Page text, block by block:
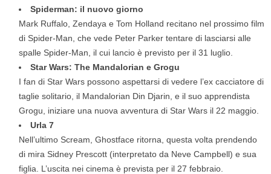
Spiderman: il nuovo giorno
Mark Ruffalo, Zendaya e Tom Holland recitano nel prossimo film
di Spider-Man, che vede Peter Parker tentare di lasciarsi alle
spalle Spider-Man, il cui lancio è previsto per il 31 luglio.
Star Wars: The Mandalorian e Grogu
I fan di Star Wars possono aspettarsi di vedere l’ex cacciatore di
taglie solitario, il Mandalorian Din Djarin, e il suo apprendista
Grogu, iniziare una nuova avventura di Star Wars il 22 maggio.
Urla 7
Nell’ultimo Scream, Ghostface ritorna, questa volta prendendo
di mira Sidney Prescott (interpretato da Neve Campbell) e sua
figlia. L’uscita nei cinema è prevista per il 27 febbraio.